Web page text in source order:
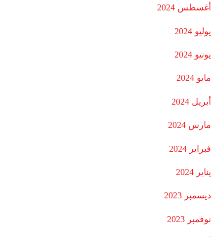
أغسطس 2024
يوليو 2024
يونيو 2024
مايو 2024
أبريل 2024
مارس 2024
فبراير 2024
يناير 2024
ديسمبر 2023
نوفمبر 2023